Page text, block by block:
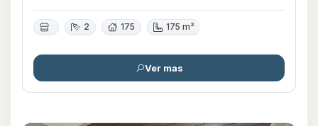
2 175 175 m²
Ver mas